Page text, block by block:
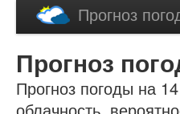
Прогноз
English
Прогноз
Прогноз погоды на